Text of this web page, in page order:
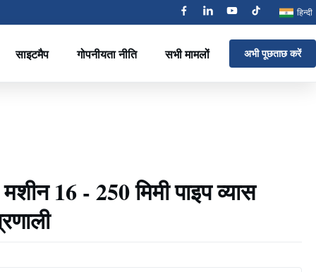
हिन्दी
साइटमैप गोपनीयता नीति सभी मामलों अभी पूछताछ करें
मशीन 16 - 250 मिमी पाइप व्यास